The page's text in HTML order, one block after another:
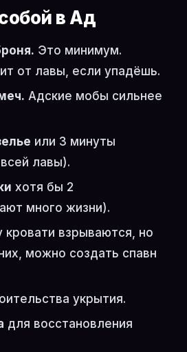
в Ад
Это минимум.
от лавы, если упадёшь.
Адские мобы сильнее
или 3 минуты
лавы).
хотя бы 2
много жизни).
кровати взрываются, но
можно создать спавн
укрытия.
для восстановления